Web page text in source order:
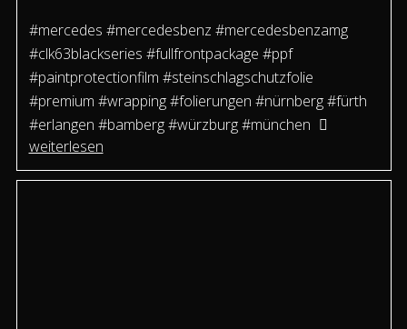
#mercedes #mercedesbenz #mercedesbenzamg
#clk63blackseries #fullfrontpackage #ppf
#paintprotectionfilm #steinschlagschutzfolie
#premium #wrapping #folierungen #nürnberg #fürth
#erlangen #bamberg #würzburg #münchen
weiterlesen